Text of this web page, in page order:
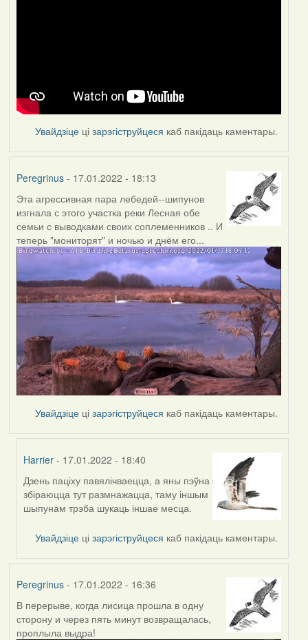
Увайдзіце цізарэгіструйцеся каб пакідаць каментары.
Peregrinus- 17.01.2022 - 18:13
Эта агрессивная пара лебедей--шипунов
изгнала с этого участка реки Лесная обе
семьи с выводками своих соплеменников .. И
теперь "мониторят" и ночью и днём его...
Увайдзіце цізарэгіструйцеся каб пакідаць каментары.
Harrier - 17.01.2022 - 18:40
In
reply
to
Peregrinus
Дзень паціху павялічваецца, а яны пэўна
збіраюцца тут размнажацца, таму іншым
шыпунам трэба шукаць іншае месца.
Увайдзіце цізарэгіструйцеся каб пакідаць каментары.
Peregrinus- 17.01.2022 - 16:36
В перерыве, когда лисица прошла в одну
сторону и через пять минут возвращалась,
проплыла выдра!